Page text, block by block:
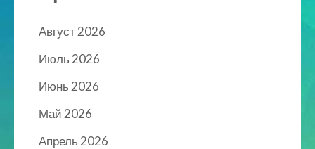
Август 2026
Июль 2026
Июнь 2026
Май 2026
Апрель 2026